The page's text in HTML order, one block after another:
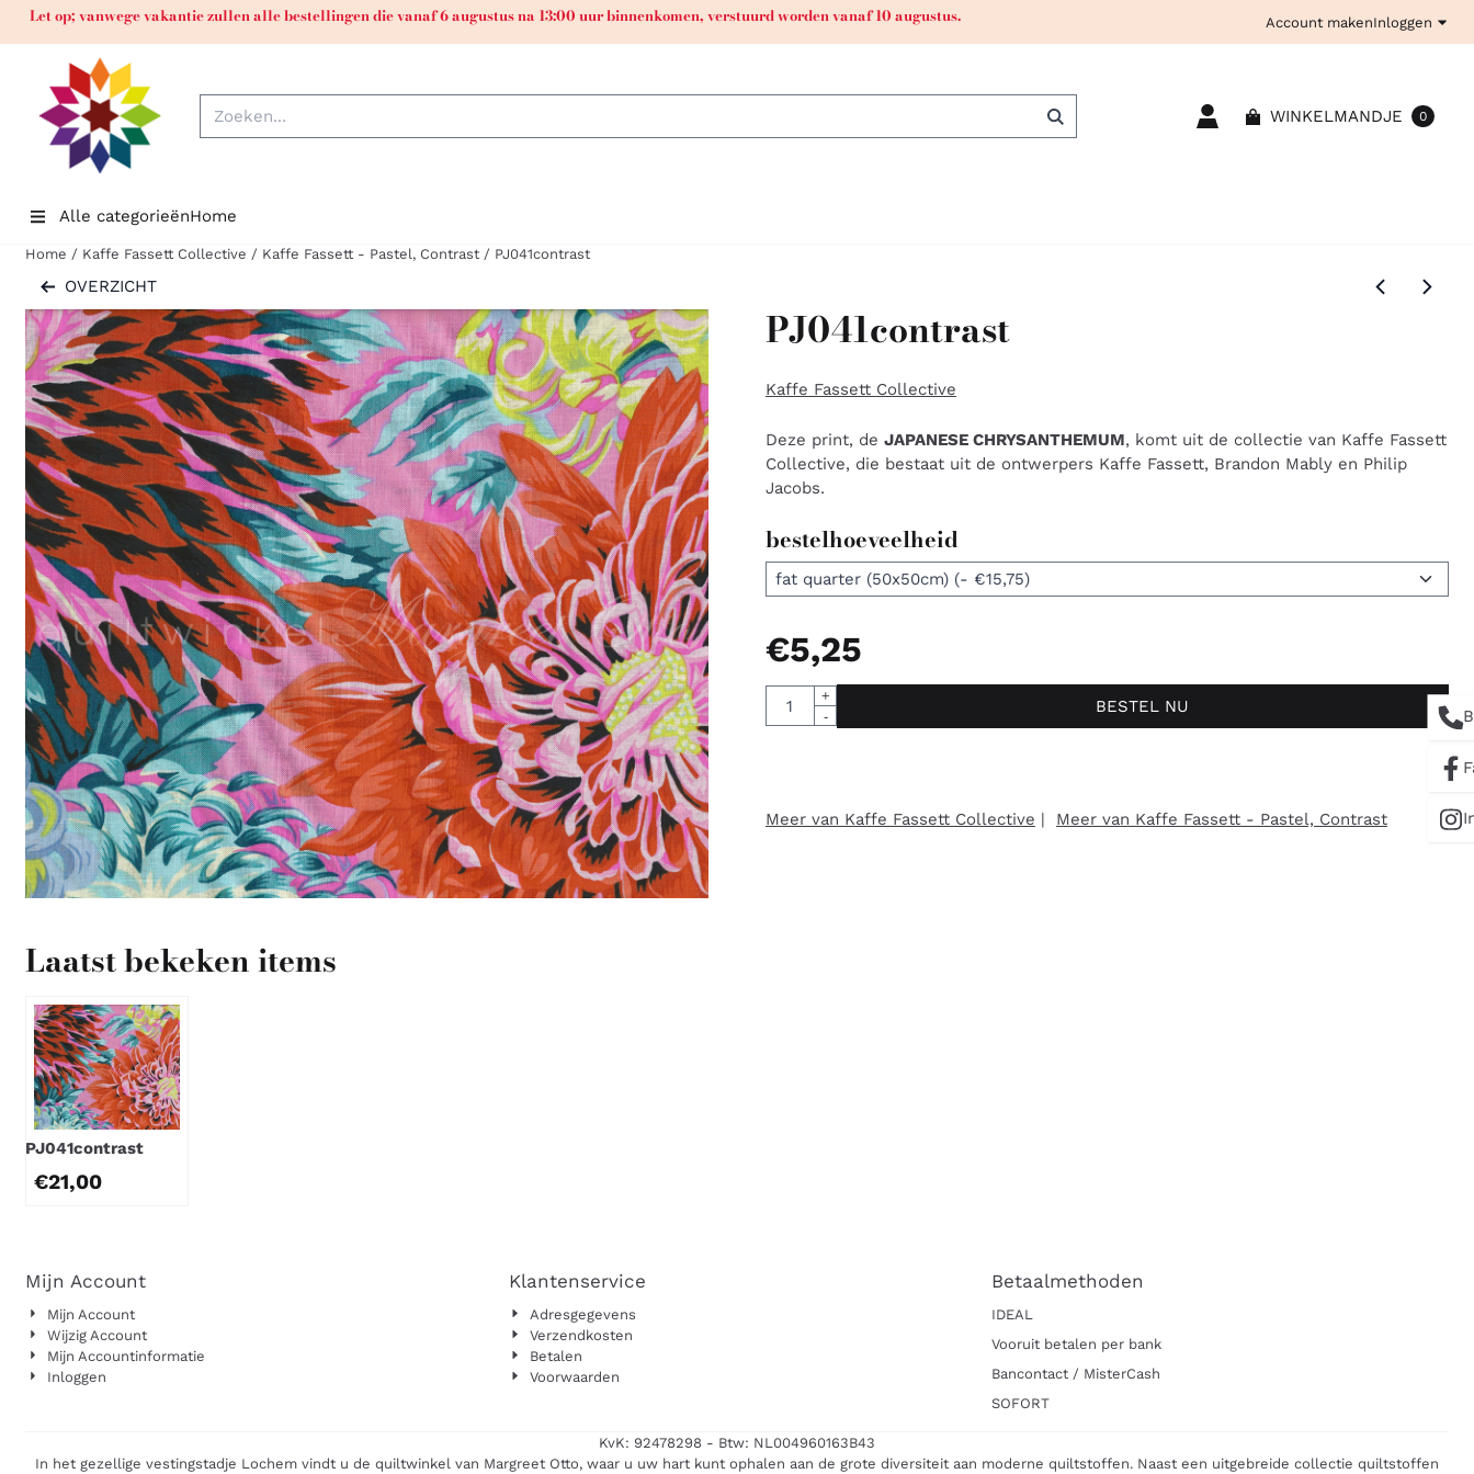
Cookievoorkeuren zijn momenteel gesloten.
Let op; vanwege vakantie zullen alle bestellingen die vanaf 6 augustus na 13:00 uur binnenkomen, verstuurd worden vanaf 10 augustus. Account makenInloggen
Zoeken
WINKELMANDJE 0
Alle categorieënHome
Home / Kaffe Fassett Collective / Kaffe Fassett - Pastel, Contrast / PJ041contrast
OVERZICHT
PJ041contrast
Kaffe Fassett Collective
Deze print, de JAPANESE CHRYSANTHEMUM, komt uit de collectie van Kaffe Fassett
Collective, die bestaat uit de ontwerpers Kaffe Fassett, Brandon Mably en Philip
Jacobs.
bestelhoeveelheid
€5,25
Aantal
+
-
BESTEL NU
Meer van Kaffe Fassett Collective | Meer van Kaffe Fassett - Pastel, Contrast
Laatst bekeken items
PJ041contrast
€21,00
Mijn Account
Mijn Account
Wijzig Account
Mijn Accountinformatie
Inloggen
Klantenservice
Adresgegevens
Verzendkosten
Betalen
Voorwaarden
Betaalmethoden
IDEAL
Vooruit betalen per bank
Bancontact / MisterCash
SOFORT
KvK: 92478298 - Btw: NL004960163B43
In het gezellige vestingstadje Lochem vindt u de quiltwinkel van Margreet Otto, waar u uw hart kunt ophalen aan de grote diversiteit aan moderne quiltstoffen. Naast een uitgebreide collectie quiltstoffen